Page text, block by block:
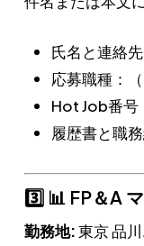
氏名と連絡先
応募職種：
Hot Job番号
履歴書と職
3️⃣ 📊 FP＆A
勤務地:東京 品